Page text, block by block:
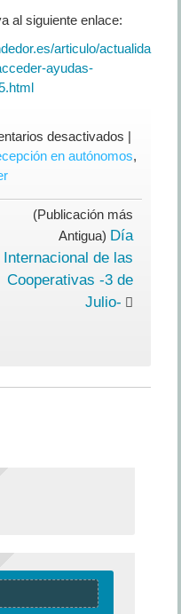
al siguiente enlace:
articulo/actualida
ayudas-
desactivadosen
por
no
poder
a
|
en autónomos,
(Publicación más
Antigua) Día
Internacional de las
Cooperativas -3 de
Julio-